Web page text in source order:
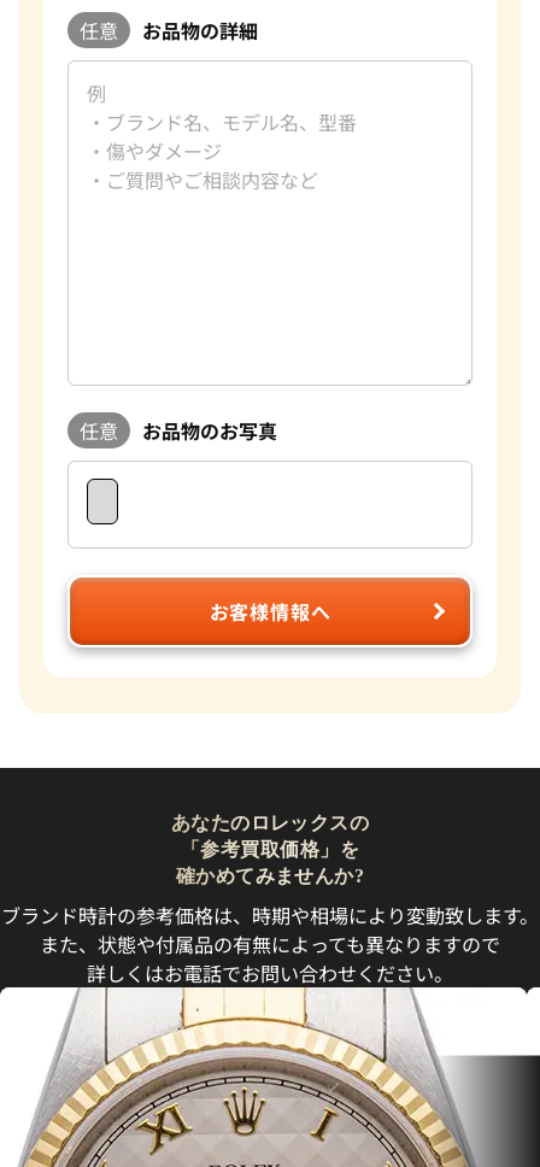
任意 お品物の詳細
任意 お品物のお写真
お客様情報へ
あなたのロレックスの
「参考買取価格」を
確かめてみませんか?
ブランド時計の参考価格は、時期や相場により変動致します。
また、状態や付属品の有無によっても異なりますので
詳しくはお電話でお問い合わせください。